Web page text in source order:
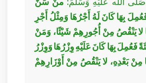
بِهَا كَانَ لَهُ أَجْرُهَا وَمِثْلُ أَجْرِ
يَنْقُصُ مِنْ أُجُورِهِمْ شَيْئًا، وَمَنْ
بِهَا كَانَ عَلَيْهِ وِزْرُهَا وَوِزْرُ
بَعْدِهِ، لا يَنْقُصُ مِنْ أَوْزَارِهِمْ